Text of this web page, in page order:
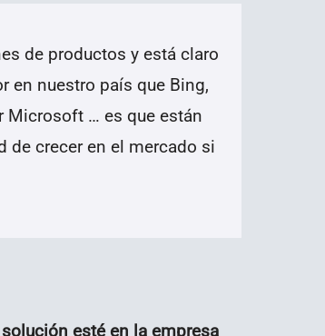
de productos y está claro
en nuestro país que Bing,
Microsoft … es que están
de crecer en el mercado si
esté en la empresa